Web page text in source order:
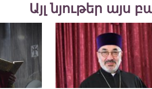
Այլ նյութեր այս